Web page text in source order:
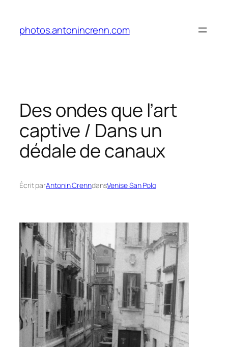
contenu
photos.antonincrenn.com
Des ondes que l’art
captive / Dans un
dédale de canaux
Écrit parAntonin CrenndansVenise San Polo